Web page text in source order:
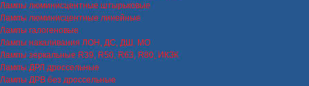
Лампы люминисцентные штырьковые
Лампы люминисцентные линейные
Лампы галогеновые
Лампы накаливания ЛОН, ДС, ДШ, МО
Лампы зеркальные R39, R50, R63, R80, ИКЗК
Лампы ДРЛ дроссельные
Лампы ДРВ без дроссельные